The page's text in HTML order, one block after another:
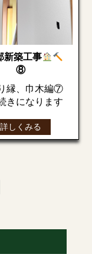
やりかた）と
の前に、柱や
中心線や水平
するため、杭
つくる仮設物
建築物の位
要な工程）
す。（赤の
よ杭工事
新築工事
⑧
縁、巾木編⑦
きになります
ロス貼り作業
スを張ってい
詳しくみる